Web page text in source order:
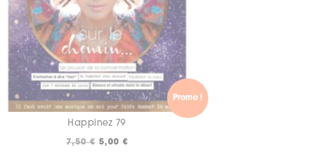
Promo !
Happinez 79
7,50€ Le
5,00 €Le